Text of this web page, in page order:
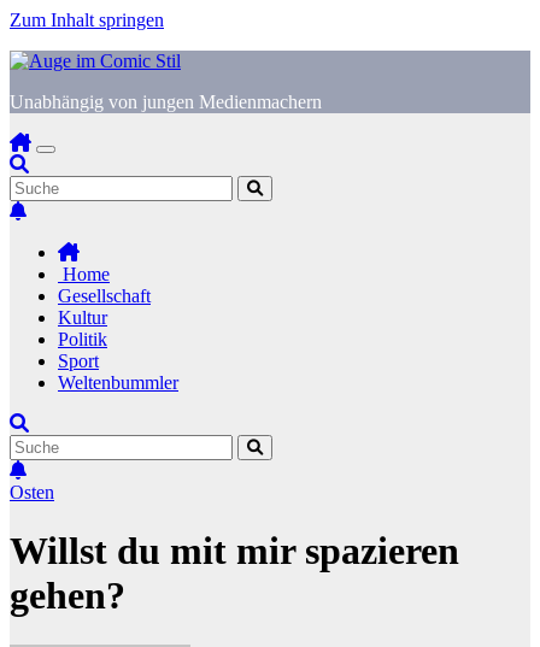
Zum Inhalt springen
Unabhängig von jungen Medienmachern
Home
Gesellschaft
Kultur
Politik
Sport
Weltenbummler
Osten
Willst du mit mir spazieren
gehen?